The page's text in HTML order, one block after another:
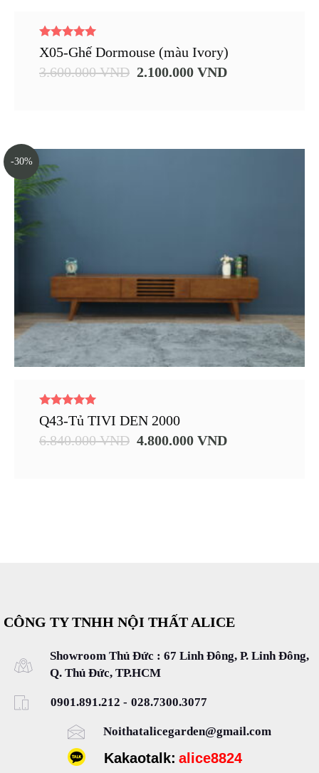
5.00
out of 5
X05-Ghế Dormouse (màu Ivory)
3.600.000VND 2.100.000 VND
-30%
5.00
out of 5
Q43-Tủ TIVI DEN 2000
6.840.000VND 4.800.000 VND
CÔNG TY TNHH NỘI THẤT ALICE
Showroom Thủ Đức : 67 Linh Đông, P. Linh Đông,
Q. Thủ Đức, TP.HCM
0901.891.212 - 028.7300.3077
Noithatalicegarden@gmail.com
Kakaotalk: alice8824